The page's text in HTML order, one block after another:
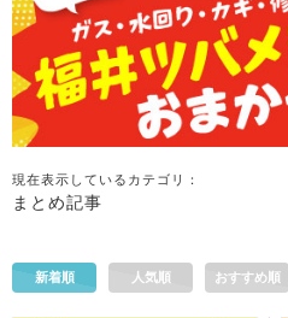
現在表示しているカテゴリ：
まとめ記事
新着順 人気順 おすすめ順